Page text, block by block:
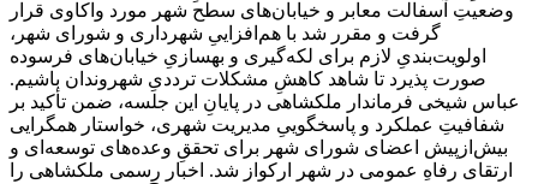
وضعیتِ آسفالت معابر و خیابان‌های سطح شهر مورد واکاوی قرار
گرفت و مقرر شد با هم‌افزاییِ شهرداری و شورای شهر،
اولویت‌بندیِ لازم برای لکه‌گیری و بهسازیِ خیابان‌های فرسوده
صورت پذیرد تا شاهد کاهشِ مشکلات ترددیِ شهروندان باشیم.
عباس شیخی فرماندار ملکشاهی در پایانِ این جلسه، ضمن تأکید بر
شفافیتِ عملکرد و پاسخگوییِ مدیریت شهری، خواستار همگرایی
بیش‌ازپیش اعضای شورای شهر برای تحققِ وعده‌های توسعه‌ای و
ارتقای رفاهِ عمومی در شهر ارکواز شد. اخبار رسمی ملکشاهی را